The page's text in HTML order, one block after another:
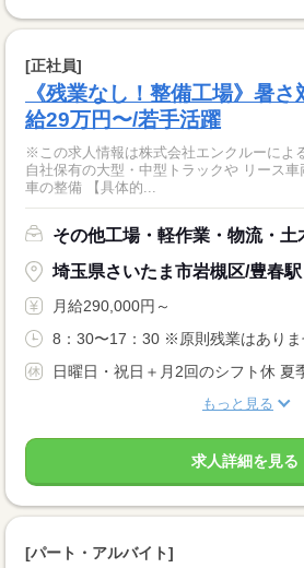
[正社員]
《残業なし！整備工場》暑さ
給29万円〜/若手活躍
※この求人情報は株式会社エンクルーによ
自社保有の大型・中型トラックや リース
車の整備 【具体的...
その他工場・軽作業・物流・土
埼玉県さいたま市岩槻区/豊春駅
月給290,000円～
8：30〜17：30 ※原則残業はありま
日曜日・祝日＋月2回のシフト休 夏
もっと見る
求人詳細を見る
[パート・アルバイト]